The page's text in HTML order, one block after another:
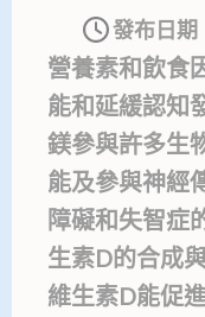
發布日期
營養素和飲食
能和延緩認知
鎂參與許多生
能及參與神經
障礙和失智症
生素D的合成
維生素D能促